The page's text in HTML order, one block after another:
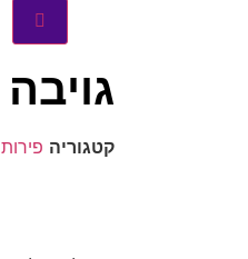
גויבה
קטגוריה פירות